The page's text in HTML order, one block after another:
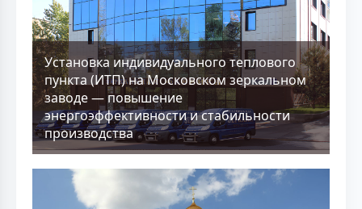
Установка индивидуального теплового
пункта (ИТП) на Московском зеркальном
заводе — повышение
энергоэффективности и стабильности
производства